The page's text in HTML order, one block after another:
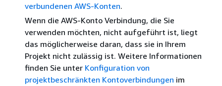
verbundenen AWS-Konten.
Wenn die AWS-Konto Verbindung, die Sie
verwenden möchten, nicht aufgeführt ist, liegt
das möglicherweise daran, dass sie in Ihrem
Projekt nicht zulässig ist. Weitere Informationen
finden Sie unter Konfiguration von
projektbeschränkten Kontoverbindungen im